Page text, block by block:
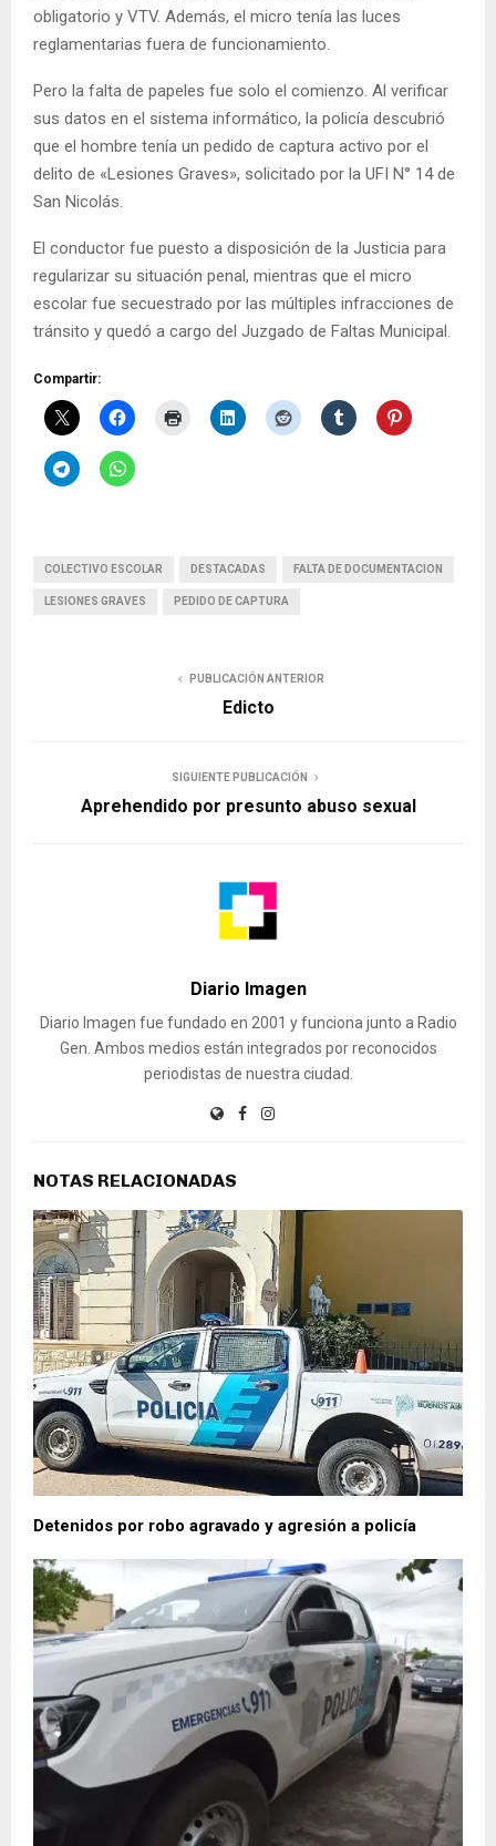
obligatorio y VTV. Además, el micro tenía las luces
reglamentarias fuera de funcionamiento.
Pero la falta de papeles fue solo el comienzo. Al verificar
sus datos en el sistema informático, la policía descubrió
que el hombre tenía un pedido de captura activo por el
delito de «Lesiones Graves», solicitado por la UFI N° 14 de
San Nicolás.
El conductor fue puesto a disposición de la Justicia para
regularizar su situación penal, mientras que el micro
escolar fue secuestrado por las múltiples infracciones de
tránsito y quedó a cargo del Juzgado de Faltas Municipal.
Compartir:
COLECTIVO ESCOLAR DESTACADAS FALTA DE DOCUMENTACION
LESIONES GRAVES PEDIDO DE CAPTURA
PUBLICACIÓN ANTERIOR
Edicto
SIGUIENTE PUBLICACIÓN
Aprehendido por presunto abuso sexual
Diario Imagen
Diario Imagen fue fundado en 2001 y funciona junto a Radio
Gen. Ambos medios están integrados por reconocidos
periodistas de nuestra ciudad.
NOTAS RELACIONADAS
Detenidos por robo agravado y agresión a policía